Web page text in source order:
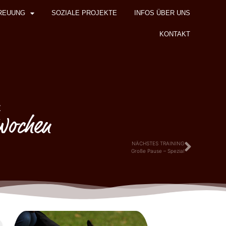
SOZIALE PROJEKTE INFOS ÜBER UNS
KONTAKT
NÄCHSTES TRAINING
Große Pause – Spezial